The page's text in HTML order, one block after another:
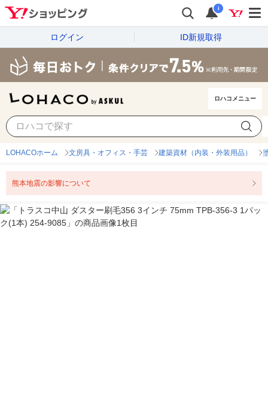
i
ログイン ID新規取得
ロハコメニュー
LOHACOホーム 文房具・オフィス・手芸 建築資材（内装・外装用品）
熊本地震の影響について